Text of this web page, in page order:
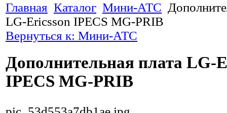
Главная Каталог Мини-АТС
LG-Ericsson IPECS MG-PRIB
Вернуться к: Мини-АТС
Дополнительная плата LG-
IPECS MG-PRIB